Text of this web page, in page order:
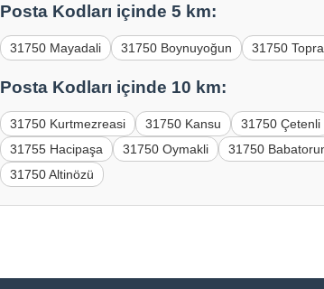
Posta Kodları içinde 5 km:
31750 Mayadali 31750 Boynuyoğun 31750
Posta Kodları içinde 10 km:
31750 Kurtmezreasi 31750 Kansu 31750 Çetenli
31755 Hacipaşa
31750 Oymakli 31750
31750 Altinözü